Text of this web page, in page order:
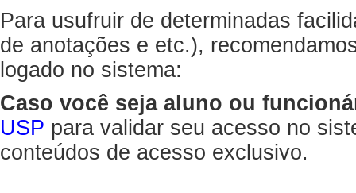
Para usufruir de determinadas
de anotações e etc.),
logado no sistema:
Caso você seja aluno ou
USP para validar seu acesso no
conteúdos de acesso exclusivo.